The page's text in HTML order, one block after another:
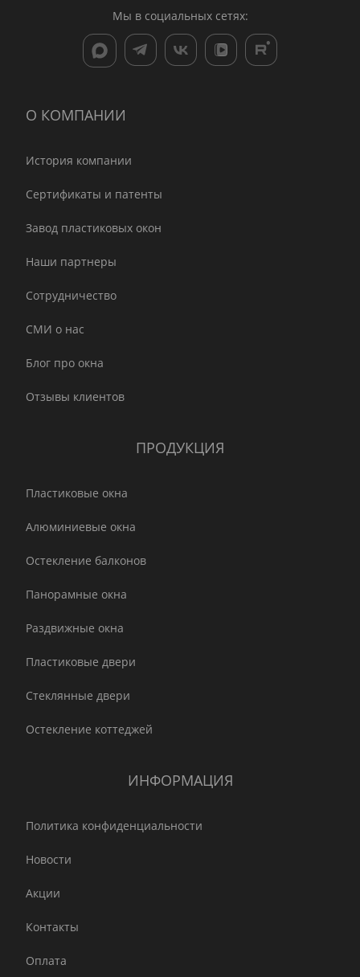
Мы в социальных сетях:
О КОМПАНИИ
История компании
Сертификаты и патенты
Завод пластиковых окон
Наши партнеры
Сотрудничество
СМИ о нас
Блог про окна
Отзывы клиентов
ПРОДУКЦИЯ
Пластиковые окна
Алюминиевые окна
Остекление балконов
Панорамные окна
Раздвижные окна
Пластиковые двери
Стеклянные двери
Остекление коттеджей
ИНФОРМАЦИЯ
Политика конфиденциальности
Новости
Акции
Контакты
Оплата